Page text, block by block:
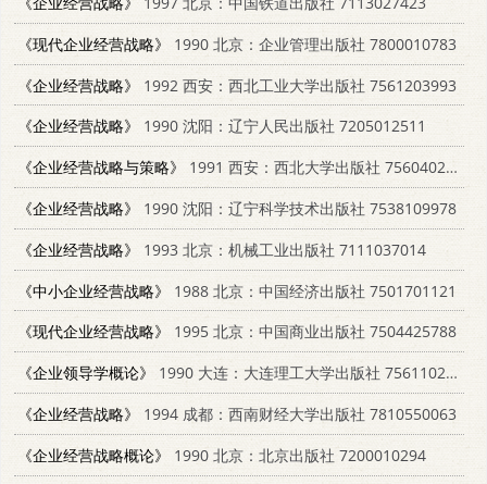
《现代企业经营战略》
1990 北京：企业管理出版社 7800010783
《企业经营战略》
1992 西安：西北工业大学出版社 7561203993
《企业经营战略》
1990 沈阳：辽宁人民出版社 7205012511
《企业经营战略与策略》
1991 西安：西北大学出版社 7560402658
《企业经营战略》
1990 沈阳：辽宁科学技术出版社 7538109978
《企业经营战略》
1993 北京：机械工业出版社 7111037014
《中小企业经营战略》
1988 北京：中国经济出版社 7501701121
《现代企业经营战略》
1995 北京：中国商业出版社 7504425788
《企业领导学概论》
1990 大连：大连理工大学出版社 7561102690
《企业经营战略》
1994 成都：西南财经大学出版社 7810550063
《企业经营战略概论》
1990 北京：北京出版社 7200010294